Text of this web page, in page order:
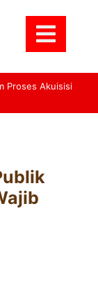
Proses Akuisisi